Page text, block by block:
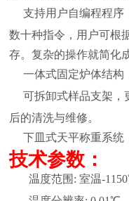
支持用户自编程程序
数十种指令，用户可根
存。复杂的操作就简化
一体式固定炉体结构
可拆卸式样品支架，
后的清洗与维修。
下皿式天平称重系统
技术参数：
温度范围:室温-